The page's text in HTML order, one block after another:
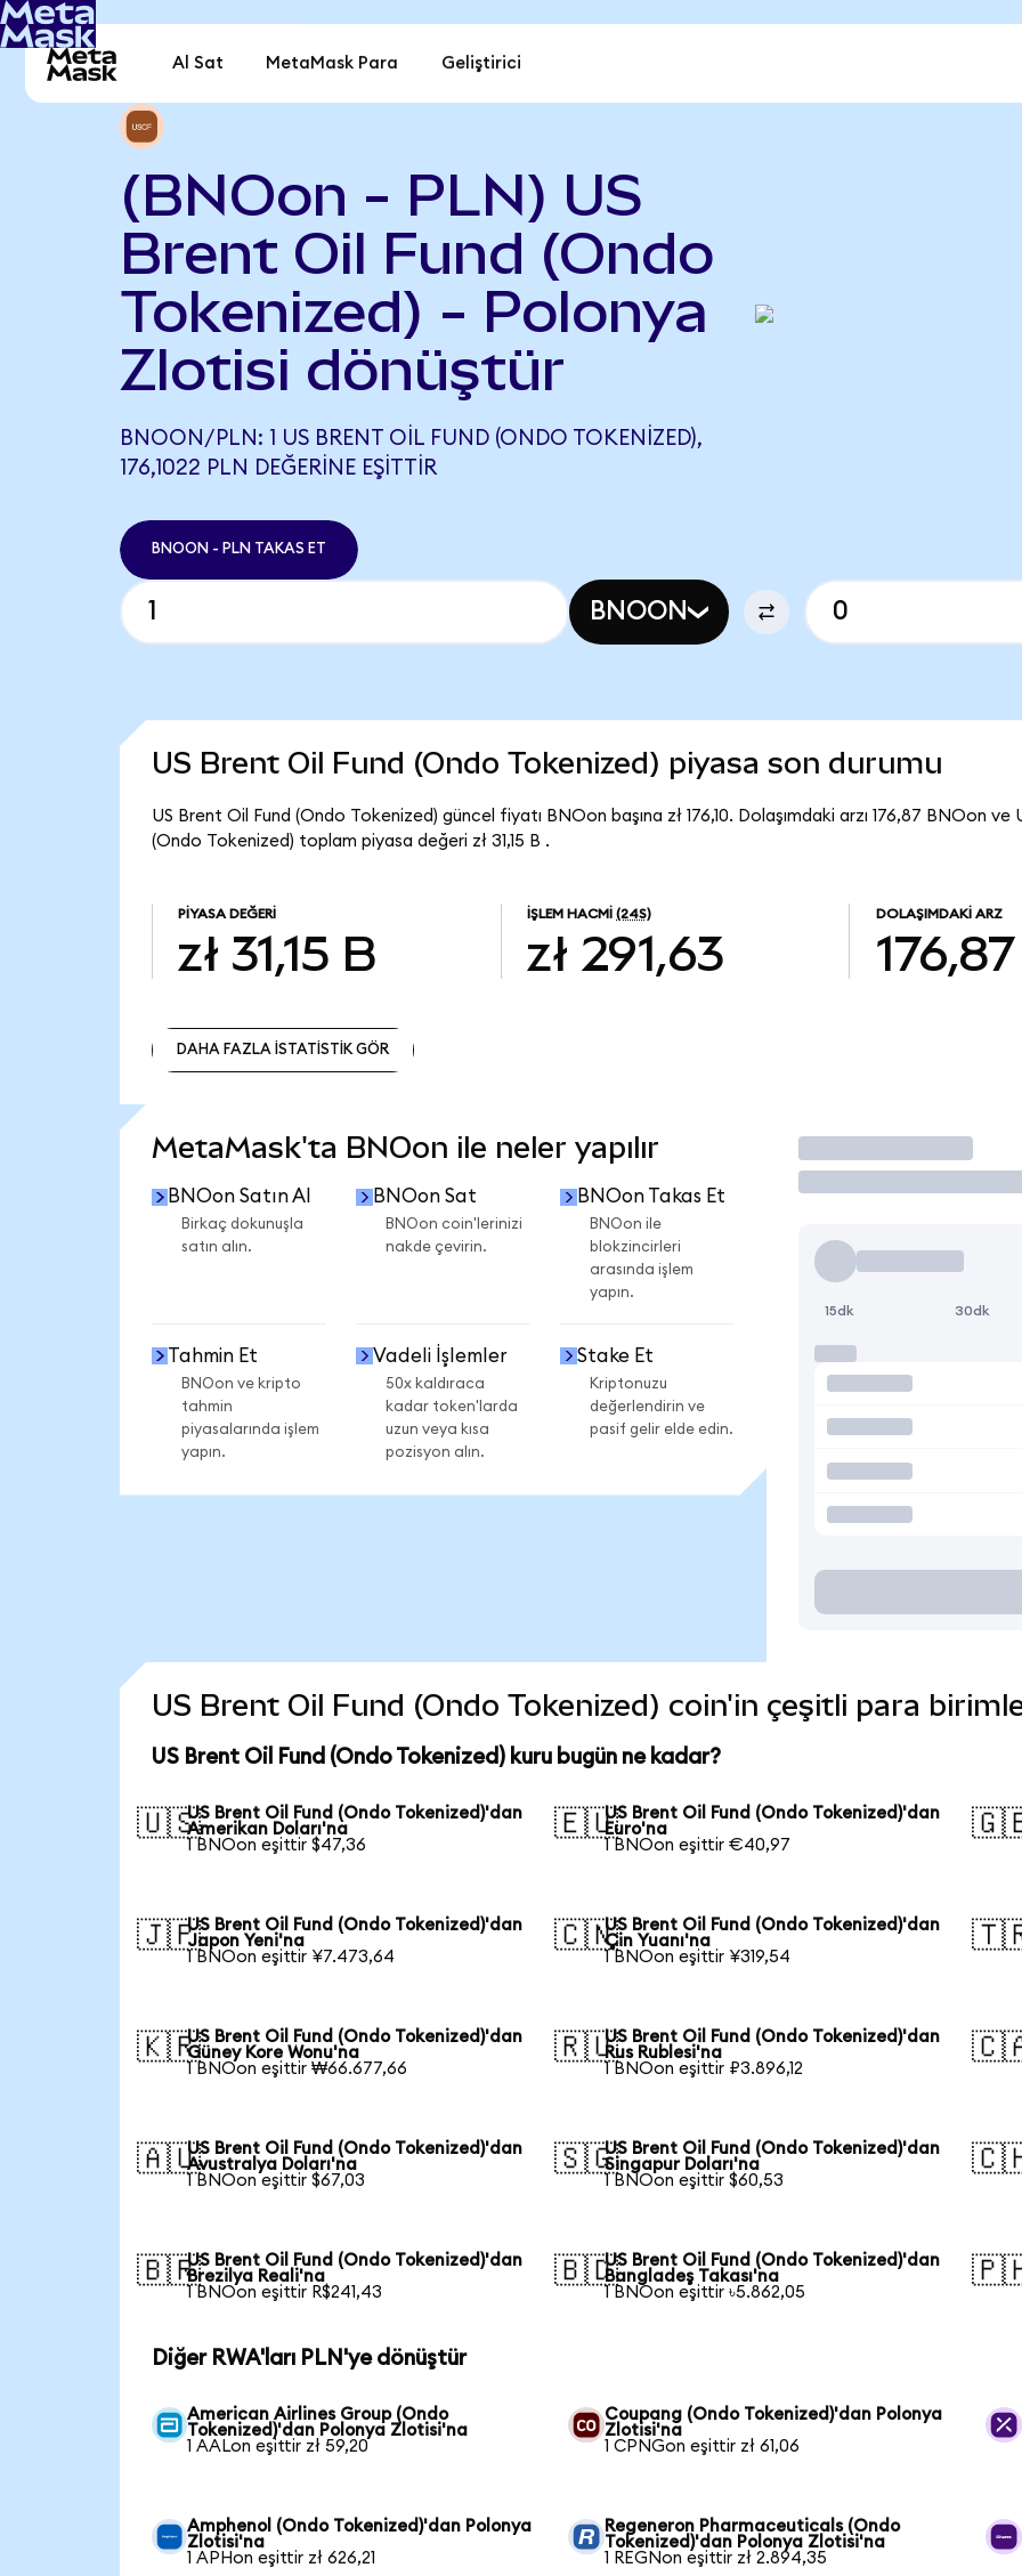
Al Sat MetaMask Para Geliştirici
(BNOon - PLN) US
Brent Oil Fund (Ondo
Tokenized) - Polonya
Zlotisi dönüştür
BNOON/PLN: 1 US BRENT OIL FUND (ONDO TOKENIZED),
176,1022 PLN DEĞERINE EŞITTIR
BNOON - PLN TAKAS ET
BNOON
US Brent Oil Fund (Ondo Tokenized) piyasa son durumu
US Brent Oil Fund (Ondo Tokenized) güncel fiyatı BNOon başına zł 176,10. Dolaşımdaki arzı 176,87 BNOon ve
(Ondo Tokenized) toplam piyasa değeri zł 31,15 B .
PIYASA DEĞERI
zł 31,15 B
İŞLEM HACMI (24S)
zł 291,63
DOLAŞIMDAKI ARZ
176,87
DAHA FAZLA İSTATİSTİK GÖR
MetaMask'ta BNOon ile neler yapılır
BNOon Satın Al
Birkaç dokunuşla
satın alın.
BNOon Sat
BNOon coin'lerinizi
nakde çevirin.
BNOon Takas Et
BNOon ile
blokzincirleri
arasında işlem
yapın.
Tahmin Et
BNOon ve kripto
tahmin
piyasalarında işlem
yapın.
Vadeli İşlemler
50x kaldıraca
kadar token'larda
uzun veya kısa
pozisyon alın.
Stake Et
Kriptonuzu
değerlendirin ve
pasif gelir elde edin.
İşlem Yap
15dk 30dk
US Brent Oil Fund (Ondo Tokenized) coin'in çeşitli para
US Brent Oil Fund (Ondo Tokenized) kuru bugün ne kadar?
🇺🇸US Brent Oil Fund (Ondo Tokenized)'dan
Amerikan Doları'na
1 BNOon eşittir $47,36
🇪🇺US Brent Oil Fund (Ondo Tokenized)'dan
Euro'na
1 BNOon eşittir €40,97
🇯🇵US Brent Oil Fund (Ondo Tokenized)'dan
Japon Yeni'na
1 BNOon eşittir ¥7.473,64
🇨🇳US Brent Oil Fund (Ondo Tokenized)'dan
Çin Yuanı'na
1 BNOon eşittir ¥319,54
🇰🇷US Brent Oil Fund (Ondo Tokenized)'dan
Güney Kore Wonu'na
1 BNOon eşittir ₩66.677,66
🇷🇺US Brent Oil Fund (Ondo Tokenized)'dan
Rus Rublesi'na
1 BNOon eşittir ₽3.896,12
🇦🇺US Brent Oil Fund (Ondo Tokenized)'dan
Avustralya Doları'na
1 BNOon eşittir $67,03
🇸🇬US Brent Oil Fund (Ondo Tokenized)'dan
Singapur Doları'na
1 BNOon eşittir $60,53
🇧🇷US Brent Oil Fund (Ondo Tokenized)'dan
Brezilya Reali'na
1 BNOon eşittir R$241,43
🇧🇩US Brent Oil Fund (Ondo Tokenized)'dan
Bangladeş Takası'na
1 BNOon eşittir ৳5.862,05
Diğer RWA'ları PLN'ye dönüştür
American Airlines Group (Ondo
Tokenized)'dan Polonya Zlotisi'na
1 AALon eşittir zł 59,20
Coupang (Ondo Tokenized)'dan Polonya
Zlotisi'na
1 CPNGon eşittir zł 61,06
Amphenol (Ondo Tokenized)'dan Polonya
Zlotisi'na
1 APHon eşittir zł 626,21
Regeneron Pharmaceuticals (Ondo
Tokenized)'dan Polonya Zlotisi'na
1 REGNon eşittir zł 2.894,35